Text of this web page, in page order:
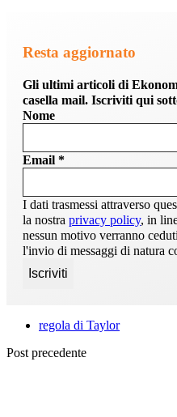
Resta aggiornato
Gli ultimi articoli di
casella mail. Iscriviti qui
Nome
Email *
I dati trasmessi attraverso
la nostra privacy policy, in
nessun motivo verranno
l'invio di messaggi di natura
regola di Taylor
Post precedente